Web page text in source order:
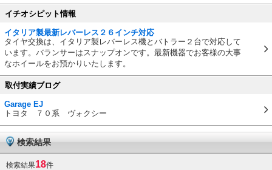
イチオシピット情報
イタリア製最新レバーレス２６インチ対応
タイヤ交換は、イタリア製レバーレス機とバトラー２台で対応して
います。バランサーはスナップオンです。最新機器でお客様の大事
なホイールをお預かりいたします。
取付実績ブログ
Garage EJ
トヨタ ７０系 ヴォクシー
検索結果
検索結果18件